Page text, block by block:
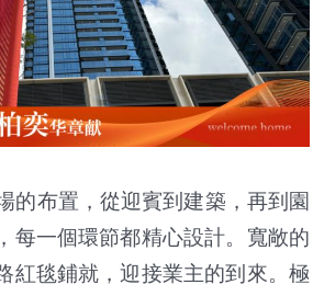
的布置，從迎賓到建築，再到園
每一個環節都精心設計。寬敞的
紅毯鋪就，迎接業主的到來。極